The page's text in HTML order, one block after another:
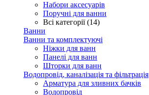
Набори аксесуарів
Поручні для ванни
Всі категорії (14)
Ванни
Ванни та комплектуючі
Ніжки для ванн
Панелі для ванн
Шторки для ванн
Водопровід, каналізація та фільтрація
Арматура для зливних бачків
Водопровід